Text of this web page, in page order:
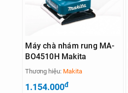
Máy chà nhám rung MA-
BO4510H Makita
Thương hiệu: Makita
1.154.000đ